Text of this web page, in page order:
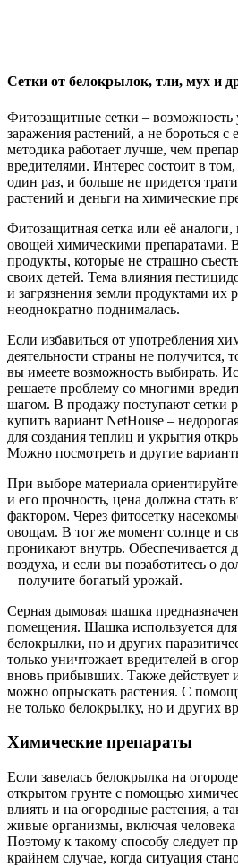
Сетки от белокрылок, тли, мух и
Фитозащитные сетки – возможность
заражения растений, а не бороться с
методика работает лучше, чем
вредителями. Интерес состоит в
один раз, и больше не придется
растений и деньги на химические
Фитозащитная сетка или её
овощей химическими препаратами.
продукты, которые не страшно
своих детей. Тема влияния
и загрязнения земли продуктами их
неоднократно поднималась.
Если избавиться от употребления
деятельности страны не получится,
вы имеете возможность выбирать.
решаете проблему со многими
шагом. В продажу поступают сетки
купить вариант NetHouse –
для создания теплиц и укрытия
Можно посмотреть и другие
При выборе материала
и его прочность, цена должна стать
фактором. Через фитосетку
овощам. В тот же момент солнце и
проникают внутрь. Обеспечивается
воздуха, и если вы позаботитесь о
– получите богатый урожай.
Серная дымовая шашка
помещения. Шашка используется
белокрылки, но и других
только уничтожает вредителей в
вновь прибывших. Также действует
можно опрыскать растения. С
не только белокрылку, но и других
Химические препараты
Если завелась белокрылка на
открытом грунте с помощью
влиять и на огородные растения, а
живые организмы, включая
Поэтому к такому способу следует
крайнем случае, когда ситуация